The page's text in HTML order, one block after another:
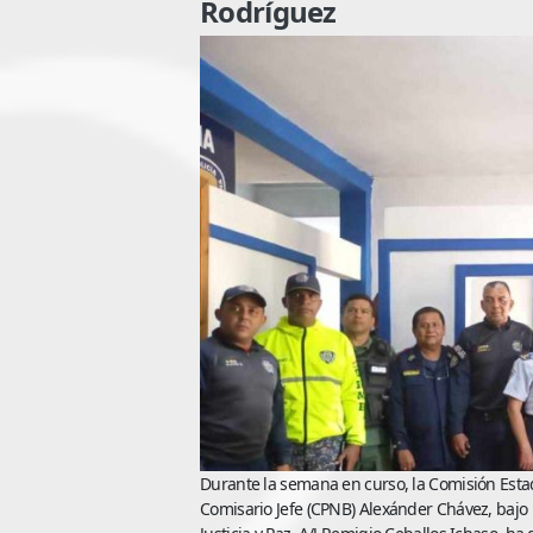
Rodríguez
Durante la semana en curso, la Comisión
Comisario Jefe (CPNB) Alexánder Chávez,